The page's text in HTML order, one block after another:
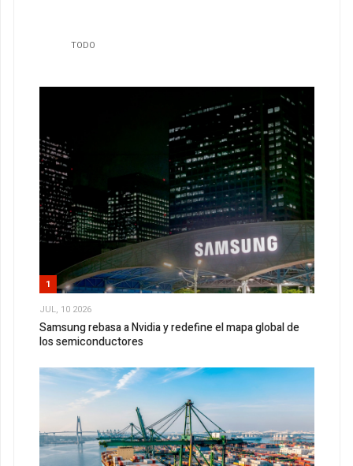
TODO
1
JUL, 10 2026
Samsung rebasa a Nvidia y redefine el mapa global de
los semiconductores